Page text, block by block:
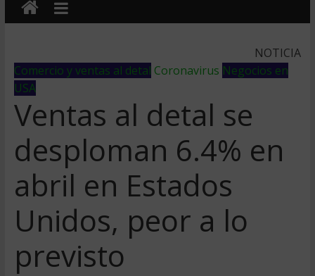
NOTICIA
Comercio y ventas al detal Coronavirus Negocios en
USA
Ventas al detal se
desploman 6.4% en
abril en Estados
Unidos, peor a lo
previsto